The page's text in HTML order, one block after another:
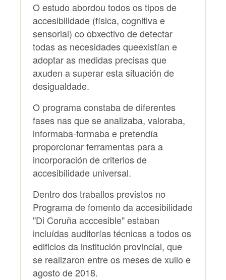
O estudo abordou todos os tipos de
accesibilidade (física, cognitiva e
sensorial) co obxectivo de detectar
todas as necesidades queexistían e
adoptar as medidas precisas que
axuden a superar esta situación de
desigualdade.
O programa constaba de diferentes
fases nas que se analizaba, valoraba,
informaba-formaba e pretendía
proporcionar ferramentas para a
incorporación de criterios de
accesibilidade universal.
Dentro dos traballos previstos no
Programa de fomento da accesibilidade
"Di Coruña acccesible" estaban
incluídas auditorías técnicas a todos os
edificios da institución provincial, que
se realizaron entre os meses de xullo e
agosto de 2018.